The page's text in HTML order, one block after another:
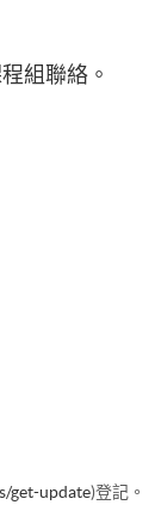
組聯絡。
get-update)登記。